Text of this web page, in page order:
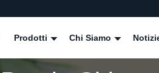
Prodotti Chi Siamo